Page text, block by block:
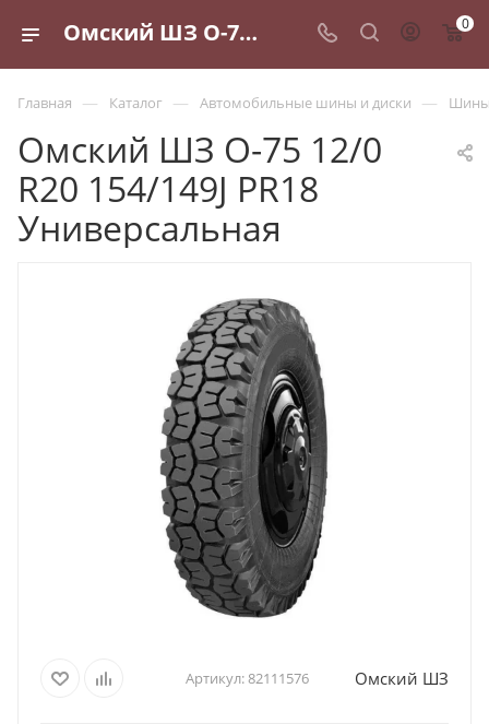
Омский ШЗ О-75 12/0 R20 154/149J PR18 Универсальная - купить в Санкт-Петербурге по выгодной цене 0
Главная — Каталог — Автомобильные шины и диски — Шины
Омский ШЗ О-75 12/0
R20 154/149J PR18
Универсальная
Артикул:82111576 Омский ШЗ